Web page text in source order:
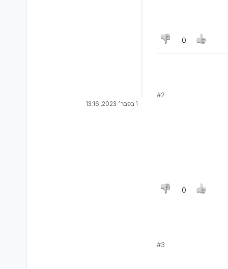
0
#2
0
#3
1 בפבר׳ 2023, 13:16